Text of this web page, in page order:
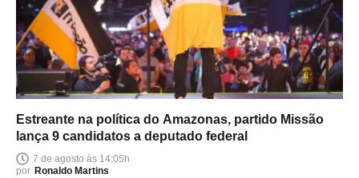
Estreante na política do Amazonas, partido Missão
lança 9 candidatos a deputado federal
7 de agosto às 14:05h
por Ronaldo Martins